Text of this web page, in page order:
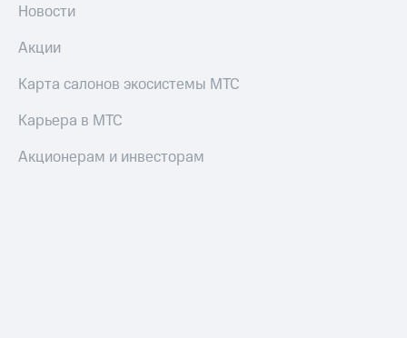
Новости
Акции
Карта салонов экосистемы МТС
Карьера в МТС
Акционерам и инвесторам